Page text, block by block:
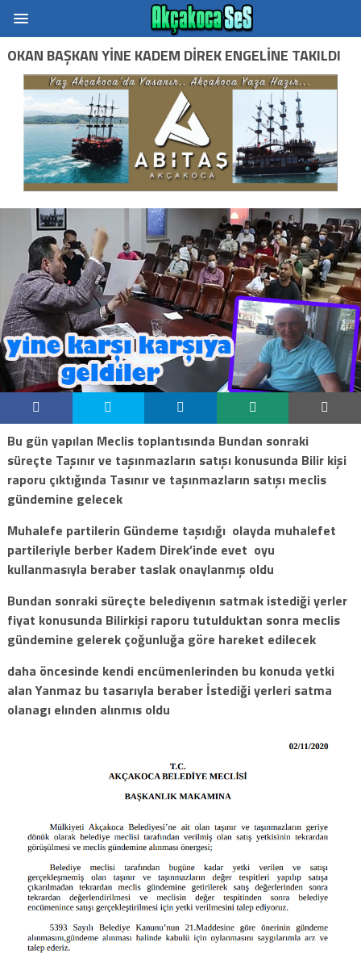
OKAN BAŞKAN YINE KADEM DIREK ENGELINE TAKILDI
Bu gün yapılan Meclis toplantısında Bundan sonraki
süreçte Taşınır ve taşınmazların satışı konusunda Bilir kişi
raporu çıktığında Tasınır ve taşınmazların satışı meclis
gündemine gelecek
Muhalefe partilerin Gündeme taşıdığı olayda muhalefet
partileriyle berber Kadem Direk’inde evet oyu
kullanmasıyla beraber taslak onaylanmış oldu
Bundan sonraki süreçte belediyenın satmak istediği yerler
fiyat konusunda Bilirkişi raporu tutulduktan sonra meclis
gündemine gelerek çoğunluğa göre hareket edilecek
daha öncesinde kendi encümenlerinden bu konuda yetki
alan Yanmaz bu tasarıyla beraber İstediği yerleri satma
olanagı elınden alınmıs oldu